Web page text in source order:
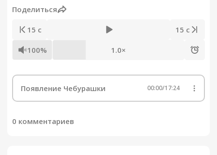
Поделиться
15 с 15 с
100% 1.0×
Появление Чебурашки 00:00/17:24
0 комментариев